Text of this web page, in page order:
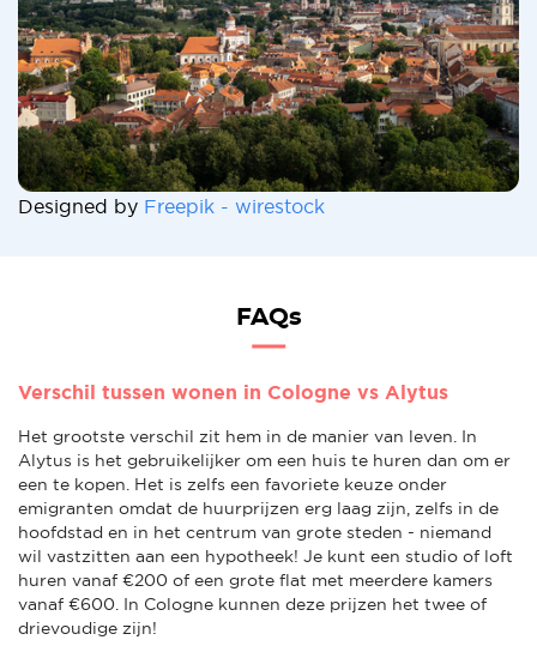
Designed by Freepik - wirestock
FAQs
Verschil tussen wonen in Cologne vs Alytus
Het grootste verschil zit hem in de manier van leven. In
Alytus is het gebruikelijker om een huis te huren dan om er
een te kopen. Het is zelfs een favoriete keuze onder
emigranten omdat de huurprijzen erg laag zijn, zelfs in de
hoofdstad en in het centrum van grote steden - niemand
wil vastzitten aan een hypotheek! Je kunt een studio of loft
huren vanaf €200 of een grote flat met meerdere kamers
vanaf €600. In Cologne kunnen deze prijzen het twee of
drievoudige zijn!